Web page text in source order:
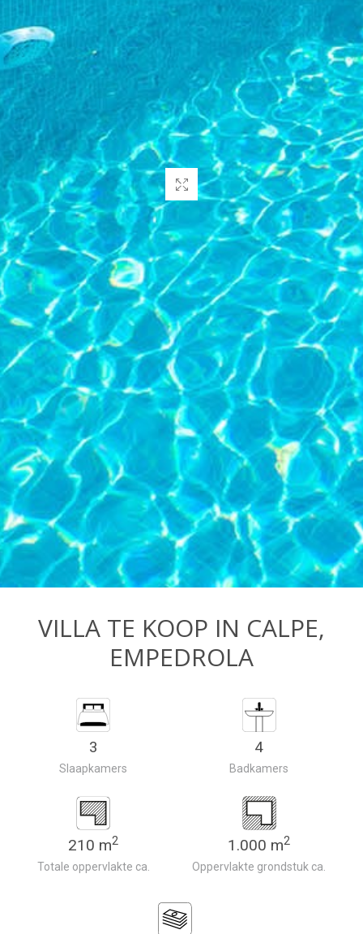
VILLA TE KOOP IN CALPE,
EMPEDROLA
3
Slaapkamers
4
Badkamers
210 m2
Totale oppervlakte ca.
1.000 m2
Oppervlakte grondstuk ca.